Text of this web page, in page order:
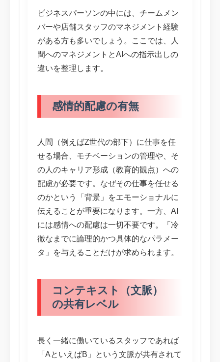
ビジネスパーソンの中には、チームメン
バーや店舗スタッフのマネジメント経験
がある方も多いでしょう。ここでは、人
間へのマネジメントとAIへの指示出しの
違いを整理します。
感情的配慮の有無
人間（例えばZ世代の部下）に仕事を任
せる場合、モチベーションの管理や、そ
の人のキャリア形成（教育的観点）への
配慮が必要です。なぜその仕事を任せる
のかという「背景」をエモーショナルに
伝えることが重要になります。一方、AI
には感情への配慮は一切不要です。「冷
徹なまでに論理的かつ具体的なパラメー
タ」を与えることだけが求められます。
コンテキスト（文脈）
の共有レベル
長く一緒に働いているスタッフであれば
「AといえばB」という文脈が共有されて